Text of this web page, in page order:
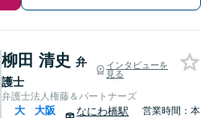
柳田 清史 弁
護士
インタビューを
見る
弁護士法人権藤＆パートナーズ
大
大阪
なにわ橋駅
営業時間：本